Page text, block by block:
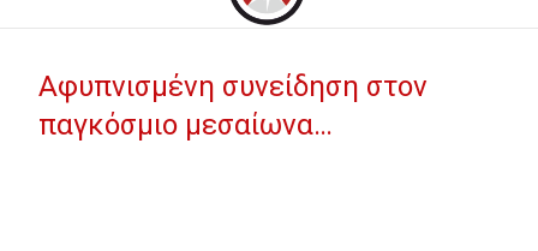
Αφυπνισμένη συνείδηση στον
παγκόσμιο μεσαίωνα…